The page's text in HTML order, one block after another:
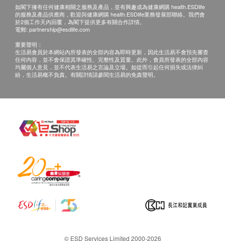
如閣下擁有任何健康相關之服務及產品，並有興趣成為健康網購 health.ESDlife
的服務及產品供應商，歡迎與健康網購 health.ESDlife業務發展部聯絡。我們會
於2個工作天內回覆，為閣下提供更多有關合作詳情。
電郵: partnership@esdlife.com
重要聲明：
生活易會員於本網站內所發表的全部內容為即時更新，因此生活易不會預先審查
任何內容，並不會保證其準確性、完整性及質量。此外，會員所發表的全部內容
均屬個人意見，並不代表生活易之言論及立場。如從而引起任何損失或法律糾
紛，生活易概不負責。有關詳情請參閱生活易的免責聲明。
© ESD Services Limited 2000-2026